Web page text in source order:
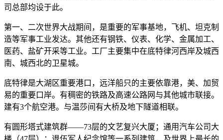
司总部均设于此。
第一、二次世界大战期间，是重要的军事基地，飞机、坦克制
造等军事工业发达。其他还有钢铁、仪表、化学、金属加工、
医药、盐矿开采等工业。工厂主要集中在底特律河西岸及城西
南、城西北的卫星城。
底特律是大湖区重要港口，远洋船只的主要依靠港，美、加贸
易的重要口岸。有稠密的铁路及高速公路网与其他城市联接。
建有3个航空港。与温莎间有大桥及地下隧道相联。
有圆形塔式建筑群——73层的文艺复兴大厦；通用汽车公司大